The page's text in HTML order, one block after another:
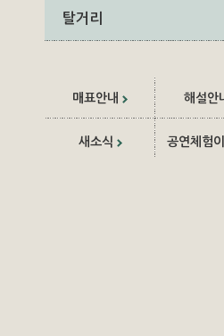
탈거리
매표안내 해설안
새소식 공연체험